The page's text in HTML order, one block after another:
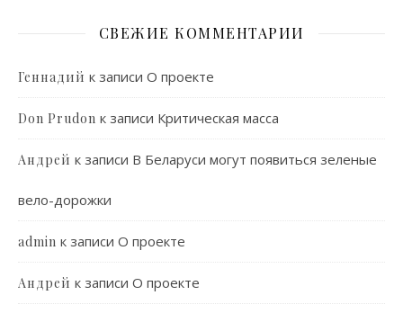
СВЕЖИЕ КОММЕНТАРИИ
Геннадий к записи О проекте
Don Prudon к записи Критическая масса
Андрей к записи В Беларуси могут появиться зеленые
вело-дорожки
admin к записи О проекте
Андрей к записи О проекте